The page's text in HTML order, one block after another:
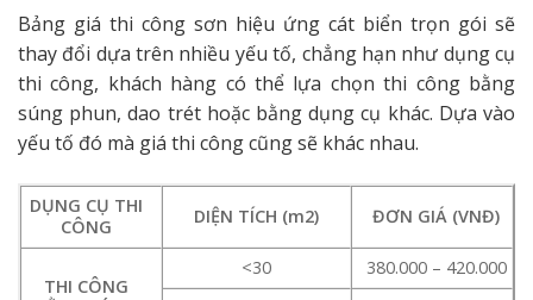
Bảng giá thi công sơn hiệu ứng cát biển trọn gói sẽ
thay đổi dựa trên nhiều yếu tố, chẳng hạn như dụng cụ
thi công, khách hàng có thể lựa chọn thi công bằng
súng phun, dao trét hoặc bằng dụng cụ khác. Dựa vào
yếu tố đó mà giá thi công cũng sẽ khác nhau.
DỤNG CỤ THI
CÔNG
DIỆN TÍCH (m2) ĐƠN GIÁ (VNĐ)
THI CÔNG
<30
380.000 – 420.000